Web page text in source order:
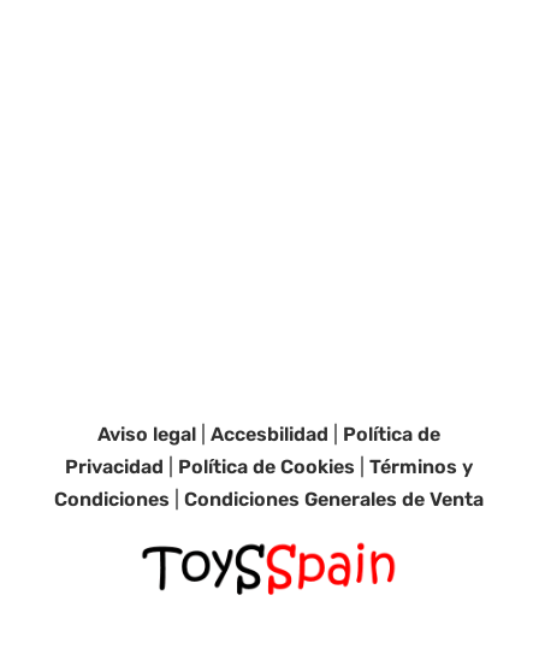
Aviso legal |Accesbilidad
Política de
Privacidad
Política de Cookies |Términos y
Condiciones |Condiciones Generales de Venta